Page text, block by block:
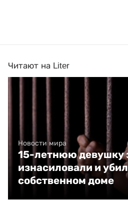
Читают на Liter
Новости мира
15-летнюю девушку
изнасиловали и
собственном доме